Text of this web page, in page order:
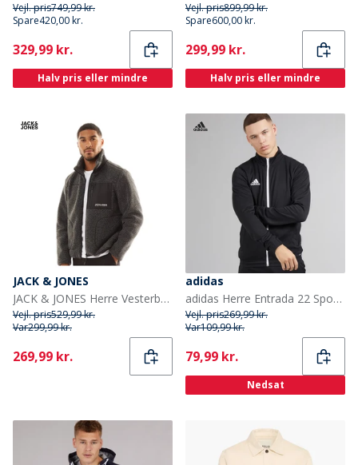
Vejl. pris749,99 kr.
Spare420,00 kr.
Current
329,99 kr.
Halv pris eller mindre
Vejl. pris899,99 kr.
Spare600,00 kr.
Current
299,99 kr.
Halv pris eller mindre
JACK & JONES
JACK & JONES Herre Vesterbro Teddy Jakke Grå Melange
Vejl. pris529,99 kr.
Var299,99 kr.
Current
269,99 kr.
adidas
adidas Herre Entrada 22 Sportjakker Sort
Vejl. pris269,99 kr.
Var109,99 kr.
Current
79,99 kr.
Nedsat